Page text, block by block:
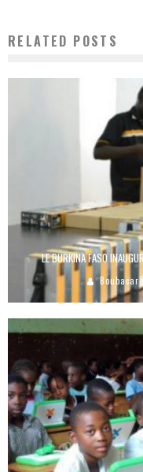
RELATED POSTS
LE BURKINA FASO